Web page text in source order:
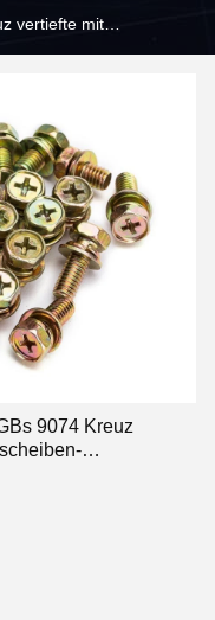
vertiefte mit
9074 Kreuz